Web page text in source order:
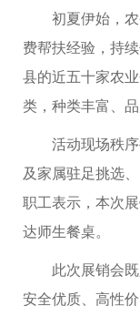
初夏伊始，
费帮扶经验，持
县的近五十家农
类，种类丰富、
活动现场秩
及家属驻足挑选
职工表示，本次
达师生餐桌。
此次展销会
安全优质、高性